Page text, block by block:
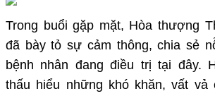
Trong buổi gặp mặt, Hòa thượng
đã bày tỏ sự cảm thông, chia sẻ
bệnh nhân đang điều trị tại đây.
thấu hiểu những khó khăn, vất